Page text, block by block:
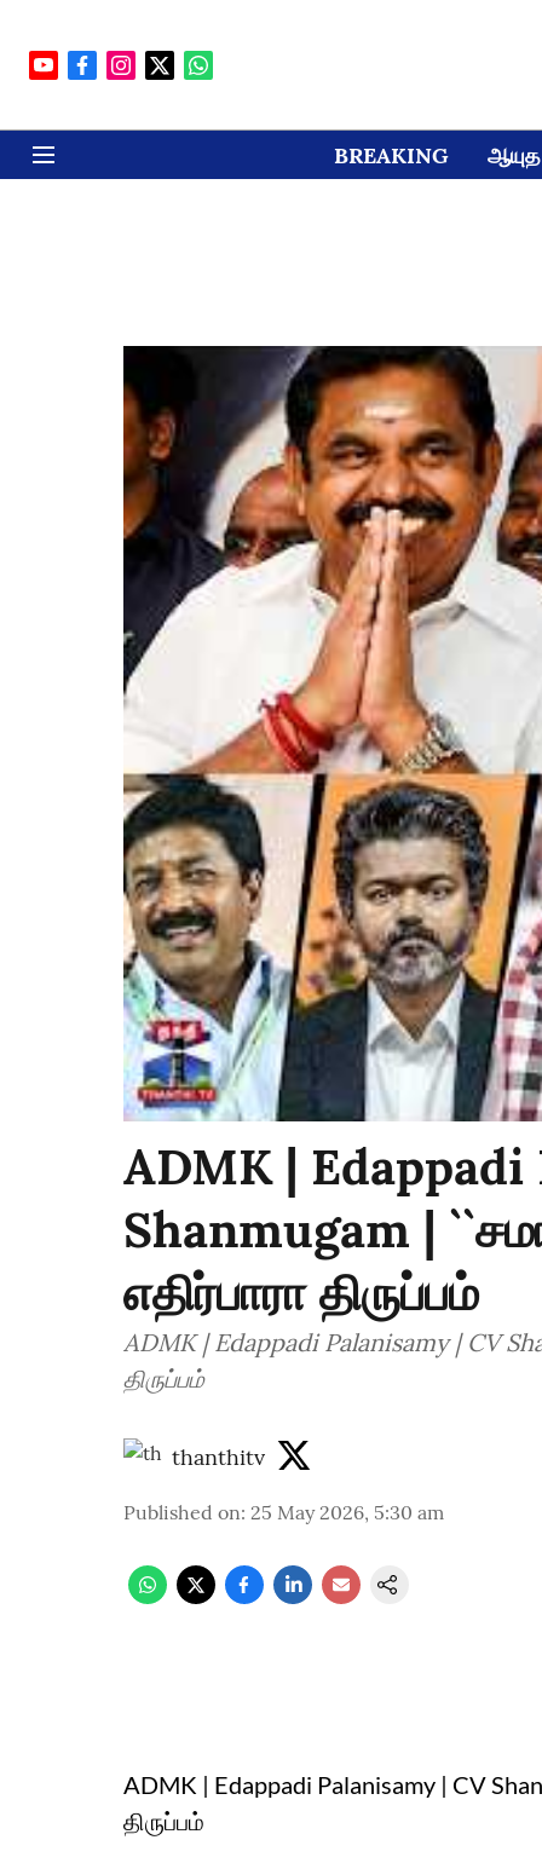
BREAKING ஆயுத
ADMK | Edappadi
Shanmugam |
எதிர்பாரா திருப்பம்
ADMK | Edappadi Palanisamy | CV
திருப்பம்
thanthitv
Published on: 25 May 2026, 5:30 am
ADMK | Edappadi Palanisamy | CV
திருப்பம்